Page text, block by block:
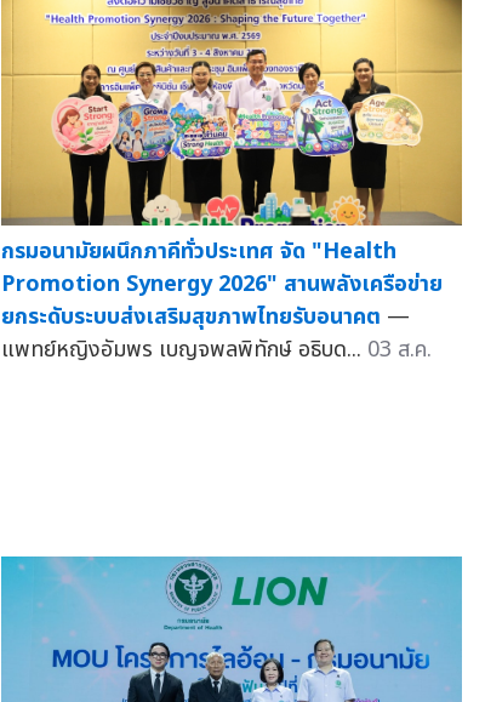
กรมอนามัยผนึกภาคีทั่วประเทศ จัด "Health
Promotion Synergy 2026" สานพลังเครือข่าย
ยกระดับระบบส่งเสริมสุขภาพไทยรับอนาคต —
แพทย์หญิงอัมพร เบญจพลพิทักษ์ อธิบด... 03 ส.ค.